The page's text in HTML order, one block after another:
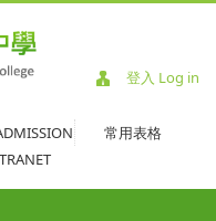
登入 Log in
常用表格